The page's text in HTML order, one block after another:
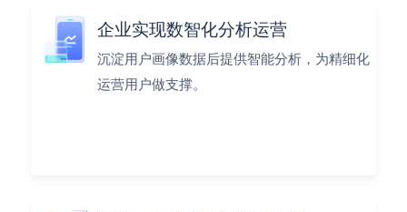
企业实现数智化分析运营
沉淀用户画像数据后提供智能分析，为精细化
运营用户做支撑。